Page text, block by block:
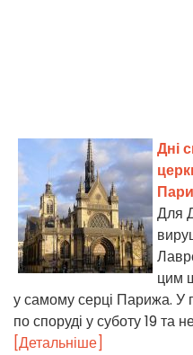
Дні
Для
цим
у самому серці Парижа. У
по споруді у суботу 19 та
[Детальніше]